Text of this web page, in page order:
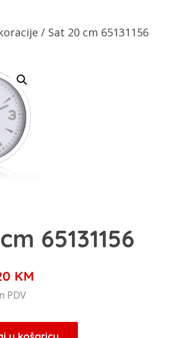
/ Sat 20 cm 65131156
65131156
KM
10,20 KM.
PDV